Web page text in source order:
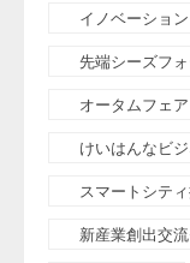
イノベーショ
先端シーズフ
オータムフェア
けいはんなビ
スマートシテ
新産業創出交